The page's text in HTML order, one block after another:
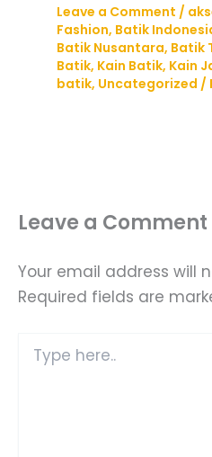
Leave a Comment /
Fashion, Batik
Batik Nusantara, Batik
Batik, Kain Batik, Kain
batik, Uncategorized /
Leave a Comment
Your email address will
Required fields are
here..